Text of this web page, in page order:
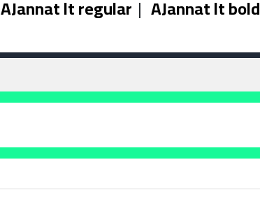
AJannat lt regular | AJannat lt bold